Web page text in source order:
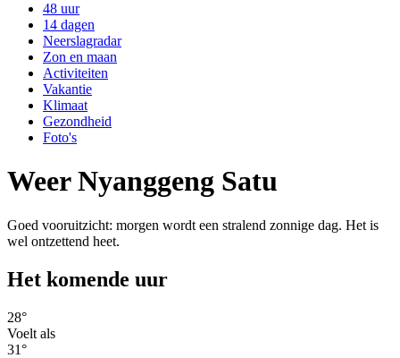
48 uur
14 dagen
Neerslagradar
Zon en maan
Activiteiten
Vakantie
Klimaat
Gezondheid
Foto's
Weer Nyanggeng Satu
Goed vooruitzicht: morgen wordt een stralend zonnige dag. Het is
wel ontzettend heet.
Het komende uur
28°
Voelt als
31°